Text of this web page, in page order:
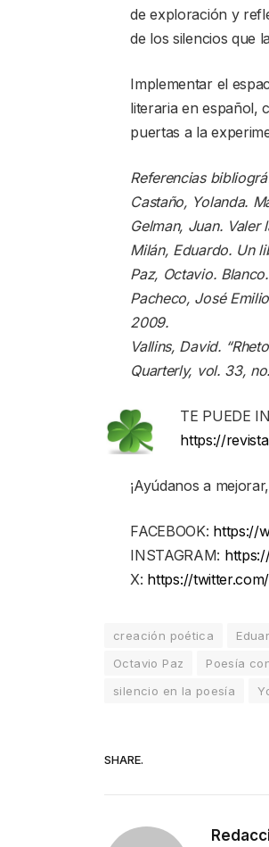
de exploración y
de los silencios que
Implementar el
literaria en español,
puertas a la
Referencias
Castaño, Yolanda.
Gelman, Juan. Valer
Milán, Eduardo. Un
Paz, Octavio.
Pacheco, José
2009.
Vallins, David.
Quarterly, vol. 33,
TE PUEDE
https://
¡Ayúdanos a
FACEBOOK: https://
INSTAGRAM:
X: https://
creación poética
Octavio Paz
Poesía
silencio en la poesía
SHARE.